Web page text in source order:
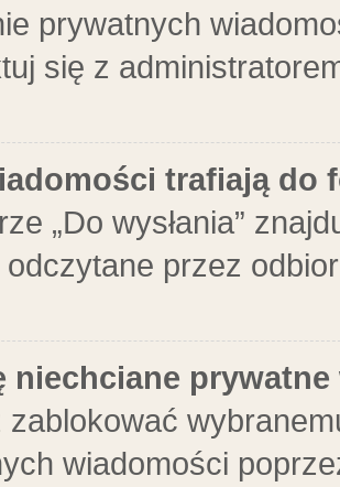
prywatnych
się z
trafiają do
„Do wysłania”
przez
niechciane
zablokować
wiadomości